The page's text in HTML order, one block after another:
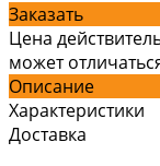
Заказать
Цена
может
Описание
Характеристики
Доставка